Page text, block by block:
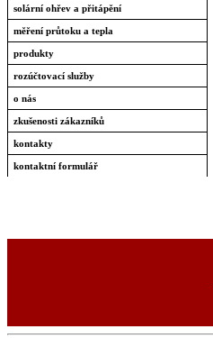
solární ohřev a přitápění
měření průtoku a tepla
produkty
rozúčtovací služby
o nás
zkušenosti zákazníků
kontakty
kontaktní formulář